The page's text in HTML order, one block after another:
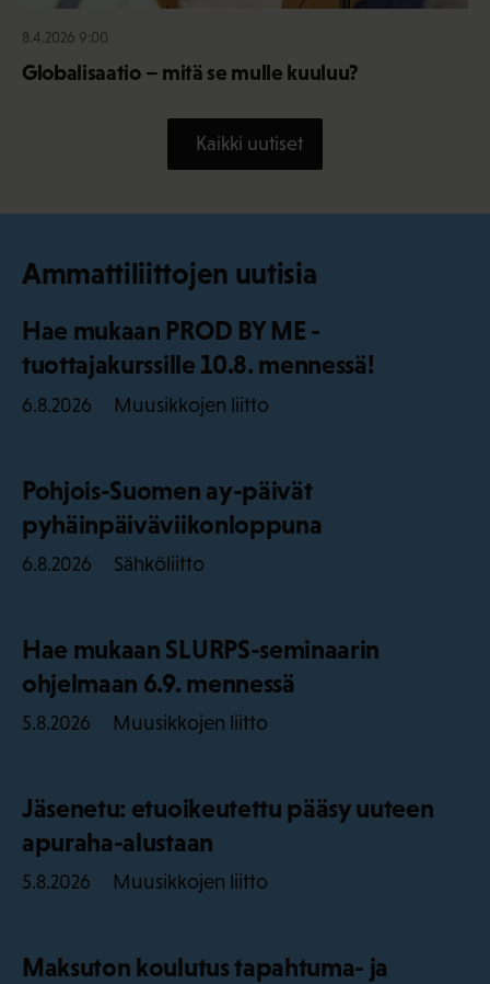
8.4.2026 9:00
Globalisaatio – mitä se mulle kuuluu?
Kaikki uutiset
Ammattiliittojen uutisia
Hae mukaan PROD BY ME -
tuottajakurssille 10.8. mennessä!
6.8.2026 Muusikkojen liitto
Pohjois-Suomen ay-päivät
pyhäinpäiväviikonloppuna
6.8.2026 Sähköliitto
Hae mukaan SLURPS-seminaarin
ohjelmaan 6.9. mennessä
5.8.2026 Muusikkojen liitto
Jäsenetu: etuoikeutettu pääsy uuteen
apuraha-alustaan
5.8.2026 Muusikkojen liitto
Maksuton koulutus tapahtuma- ja